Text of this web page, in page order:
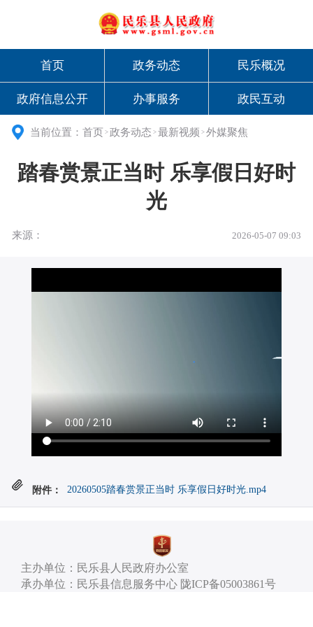
首页 政务动态 民乐概况
政府信息公开 办事服务 政民互动
当前位置：首页 > 政务动态 >最新视频 >外媒聚焦
踏春赏景正当时 乐享假日好时
光
来源： 2026-05-07 09:03
附件： 20260505踏春赏景正当时 乐享假日好时光.mp4
主办单位：民乐县人民政府办公室
承办单位：民乐县信息服务中心 陇ICP备05003861号